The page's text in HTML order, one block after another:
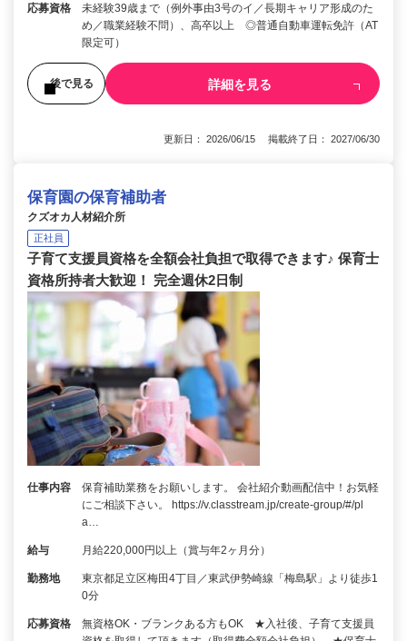
応募資格
未経験39歳まで（例外事由3号のイ／長期キャリア形成のた
め／職業経験不問）、高卒以上 ◎普通自動車運転免許（AT
限定可）
後で見る 詳細を見る
更新日： 2026/06/15 掲載終了日： 2027/06/30
保育園の保育補助者
クズオカ人材紹介所
正社員
子育て支援員資格を全額会社負担で取得できます♪ 保育士
資格所持者大歓迎！ 完全週休2日制
仕事内容
保育補助業務をお願いします。 会社紹介動画配信中！お気軽
にご相談下さい。 https://v.classtream.jp/create-group/#/pl
a…
給与 月給220,000円以上（賞与年2ヶ月分）
勤務地
東京都足立区梅田4丁目／東武伊勢崎線「梅島駅」より徒歩1
0分
応募資格
無資格OK・ブランクある方もOK ★入社後、子育て支援員